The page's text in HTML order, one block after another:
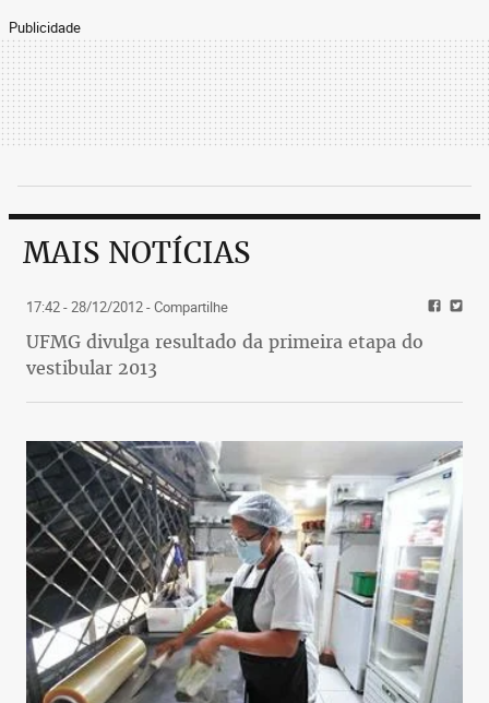
Publicidade
MAIS NOTÍCIAS
17:42 - 28/12/2012- Compartilhe
UFMG divulga resultado da primeira etapa do
vestibular 2013